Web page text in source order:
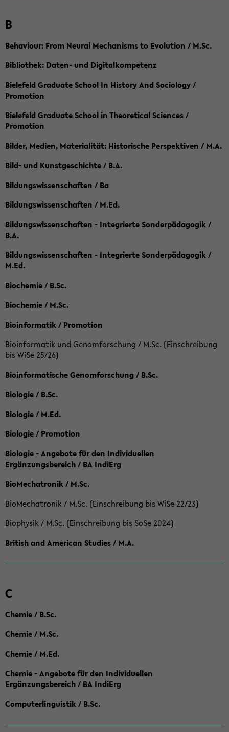
B
Behaviour: From Neural Mechanisms to Evolution / M.Sc.
Bibliothek: Daten- und Digitalkompetenz
Bielefeld Graduate School In History And Sociology /
Promotion
Bielefeld Graduate School in Theoretical Sciences /
Promotion
Bilder, Medien, Materialität: Historische Perspektiven / M.A.
Bild- und Kunstgeschichte / B.A.
Bildungswissenschaften / Ba
Bildungswissenschaften / M.Ed.
Bildungswissenschaften - Integrierte Sonderpädagogik /
B.A.
Bildungswissenschaften - Integrierte Sonderpädagogik /
M.Ed.
Biochemie / B.Sc.
Biochemie / M.Sc.
Bioinformatik / Promotion
Bioinformatik und Genomforschung / M.Sc. (Einschreibung
bis WiSe 25/26)
Bioinformatische Genomforschung / B.Sc.
Biologie / B.Sc.
Biologie / M.Ed.
Biologie / Promotion
Biologie - Angebote für den Individuellen
Ergänzungsbereich / BA IndiErg
BioMechatronik / M.Sc.
BioMechatronik / M.Sc. (Einschreibung bis WiSe 22/23)
Biophysik / M.Sc. (Einschreibung bis SoSe 2024)
British and American Studies / M.A.
C
Chemie / B.Sc.
Chemie / M.Sc.
Chemie / M.Ed.
Chemie - Angebote für den Individuellen
Ergänzungsbereich / BA IndiErg
Computerlinguistik / B.Sc.